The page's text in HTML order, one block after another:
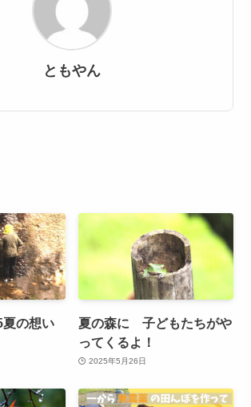
ともやん
の想い
夏の森に 子どもたちがや
ってくるよ！
2025年5月26日